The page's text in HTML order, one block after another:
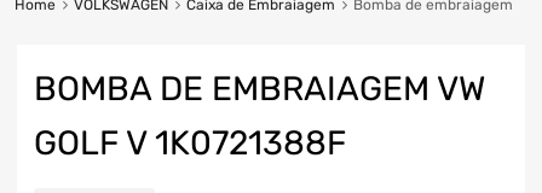
Home VOLKSWAGEN Caixa de Embraiagem Bomba de embraiagem
BOMBA DE EMBRAIAGEM VW
GOLF V 1K0721388F